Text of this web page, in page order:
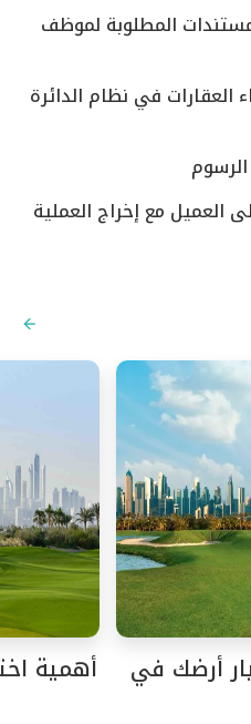
المطلوبة لموظف
العقارات في نظام الدائرة
العميل مع إخراج العملية
أرضك في أهمية